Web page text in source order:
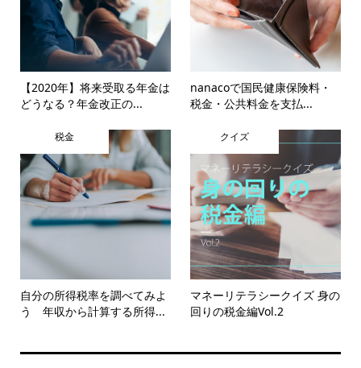
【2020年】将来受取る年金は
どうなる？年金改正の...
nanacoで国民健康保険料・
税金・公共料金を支払...
税金
自分の所得税率を調べてみよ
う 年収から計算する所得...
クイズ
マネーリテラシークイズ 身の
回りの税金編Vol.2